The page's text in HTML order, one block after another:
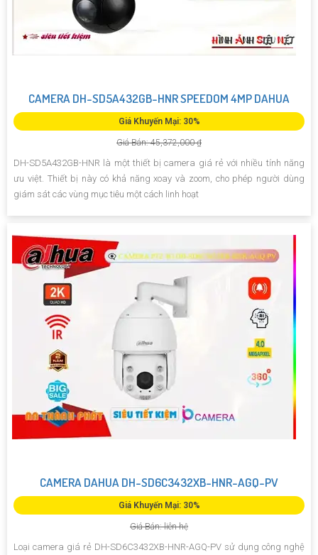
CAMERA DH-SD5A432GB-HNR SPEEDOM 4MP DAHUA
Giá Khuyến Mại: 30%
Giá Bán: 45,372,000 ₫
DH-SD5A432GB-HNR là một thiết bị camera giá rẻ với nhiều tính năng
ưu việt. Thiết bị này có khả năng xoay và zoom, cho phép người dùng
giám sát các vùng mục tiêu một cách linh hoạt
CAMERA DAHUA DH-SD6C3432XB-HNR-AGQ-PV
Giá Khuyến Mại: 30%
Giá Bán: liên hệ
Loại camera giá rẻ DH-SD6C3432XB-HNR-AGQ-PV sử dụng công nghệ